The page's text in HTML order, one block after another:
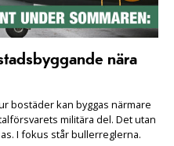
nära
bostäder kan byggas närmare
militära del. Det utan
I fokus står bullerreglerna.